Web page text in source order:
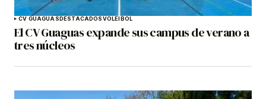
CV GUAGUAS DESTACADOSVOLEIBOL
El CV Guaguas expande sus campus de verano a
tres núcleos